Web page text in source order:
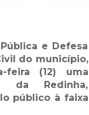
e Defesa
do município,
feira (12) uma
da Redinha,
público à faixa